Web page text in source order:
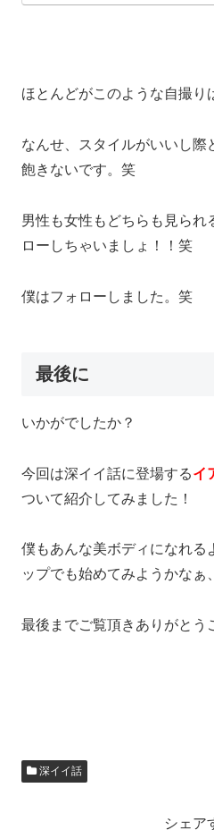
ほとんどがこのような自撮り
なんせ、スタイルがいいし際
飽きないです。笑
男性も女性もどちらも見られ
ローしちゃいましょ！！笑
僕はフォローしました。笑
最後に
いかがでしたか？
今回は深イイ話に登場するイ
ついて紹介してみました！
僕もあんな美ボディになれる
ップでも始めてみようかなぁ
最後までご覧頂きありがとう
深イイ話
シェア